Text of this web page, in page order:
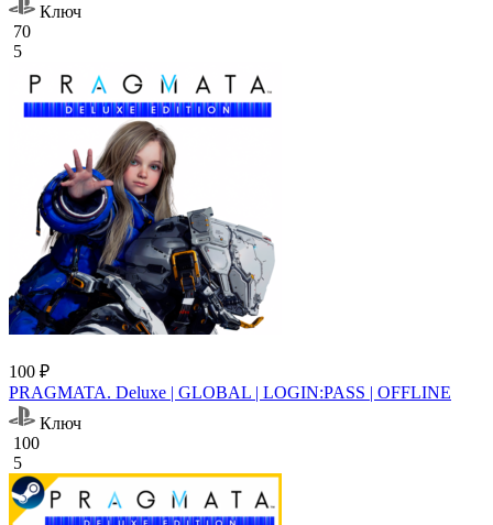
Ключ
70
5
100 ₽
PRAGMATA. Deluxe | GLOBAL | LOGIN:PASS | OFFLINE
Ключ
100
5